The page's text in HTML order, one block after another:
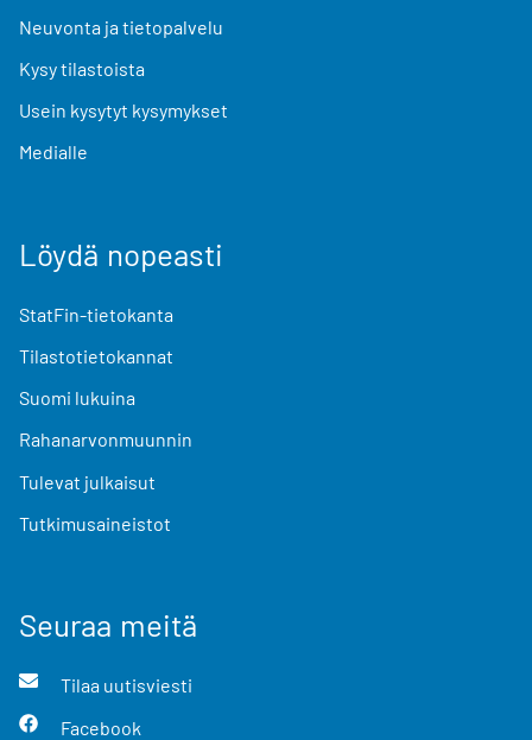
Neuvonta ja tietopalvelu
Kysy tilastoista
Usein kysytyt kysymykset
Medialle
Löydä nopeasti
StatFin-tietokanta
Tilastotietokannat
Suomi lukuina
Rahanarvonmuunnin
Tulevat julkaisut
Tutkimusaineistot
Seuraa meitä
Tilaa uutisviesti
Facebook